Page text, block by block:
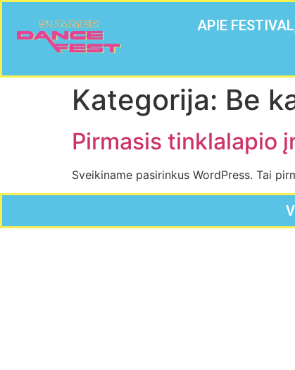
APIE
Kategorija: Be
Pirmasis tinklalapio
Sveikiname pasirinkus WordPress. Tai